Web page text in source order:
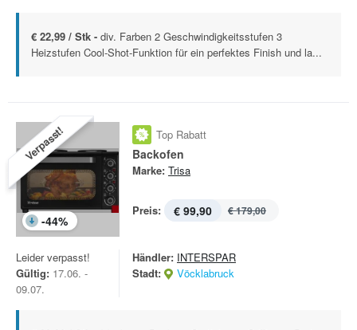
€ 22,99 / Stk - div. Farben 2 Geschwindigkeitsstufen 3
Heizstufen Cool-Shot-Funktion für ein perfektes Finish und la...
Verpasst!
-44%
Top Rabatt
Backofen
Marke: Trisa
Preis: € 99,90 € 179,00
Leider verpasst!
Gültig: 17.06. -
09.07.
Händler: INTERSPAR
Stadt:
Vöcklabruck